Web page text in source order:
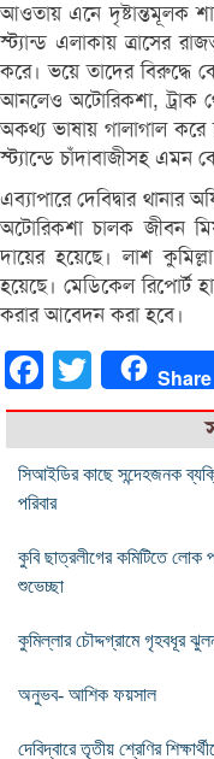
আওতায় এনে দৃষ্টান্তমূলক
স্ট্যান্ড এলাকায় ত্রাসের
করে। ভয়ে তাদের বিরুদ্ধে
আনলেও অটোরিকশা, ট্রাক
অকথ্য ভাষায় গালাগাল
স্ট্যান্ডে চাঁদাবাজীসহ এমন
এব্যাপারে দেবিদ্বার
অটোরিকশা চালক জীবন
দায়ের হয়েছে। লাশ
হয়েছে। মেডিকেল রিপোর্ট
করার আবেদন করা হবে।
FacebookTwitter Share
সিআইডির কাছে সন্দেহজনক
পরিবার
কুবি ছাত্রলীগের কমিটিতে লোক
শুভেচ্ছা
কুমিল্লার চৌদ্দগ্রামে গৃহবধূর
অনুভব- আশিক ফয়সাল
দেবিদ্বারে তৃতীয় শ্রেণির